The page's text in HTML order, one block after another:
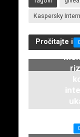
Kaspersky
Pročitajte i...